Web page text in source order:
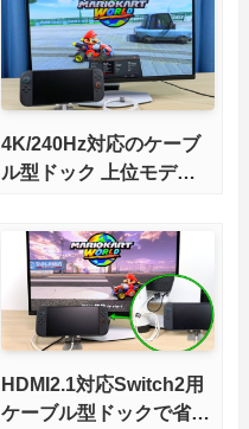
4K/240Hz対応のケーブ
ル型ドック 上位モデル
ゲーミングノートPCの
併用にオススメ！
HDMI2.1対応Switch2用
ケーブル型ドックで省ス